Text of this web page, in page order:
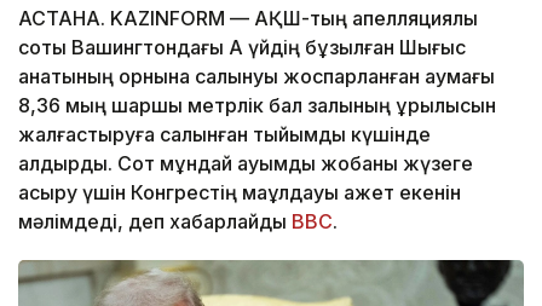
АСТАНА. KAZINFORM — АҚШ-тың апелляциялық
соты Вашингтондағы Ақ үйдің бұзылған Шығыс
қанатының орнына салынуы жоспарланған аумағы
8,36 мың шаршы метрлік бал залының құрылысын
жалғастыруға салынған тыйымды күшінде
қалдырды. Сот мұндай ауқымды жобаны жүзеге
асыру үшін Конгрестің мақұлдауы қажет екенін
мәлімдеді, деп хабарлайды BBC.